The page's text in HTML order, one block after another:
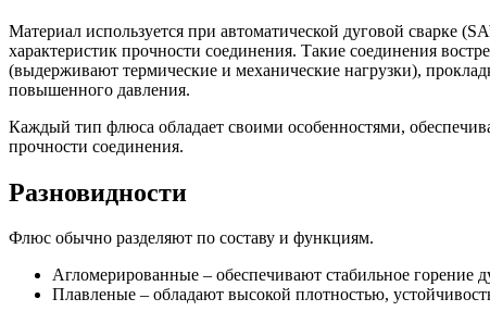
Материал используется при автоматической дуговой сварке
характеристик прочности соединения. Такие соединения
(выдерживают термические и механические нагрузки),
повышенного давления.
Каждый тип флюса обладает своими особенностями,
прочности соединения.
Разновидности
Флюс обычно разделяют по составу и функциям.
Агломерированные – обеспечивают стабильное
Плавленые – обладают высокой плотностью,